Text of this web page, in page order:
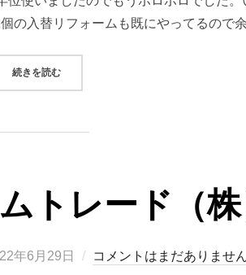
の入替リフォームも既にやってるので
続きを読む“ベッド、ソファーまでリフォーム。。”
トレード（株
年6月29日 コメントはまだありませ